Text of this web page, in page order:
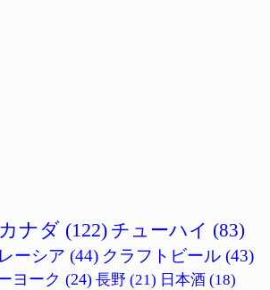
カナダ (122) チューハイ (83)
ーシア (44) クラフトビール (43)
ヨーク (24) 長野 (21) 日本酒 (18)